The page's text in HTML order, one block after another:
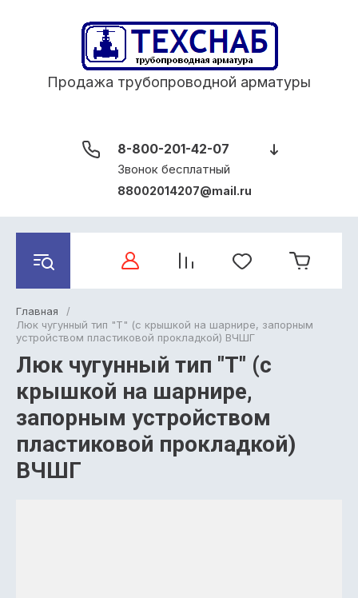
Продажа трубопроводной арматуры
8-800-201-42-07
Звонок бесплатный
88002014207@mail.ru
Главная
/
Люк чугунный тип "Т" (с крышкой на шарнире, запорным
устройством пластиковой прокладкой) ВЧШГ
Люк чугунный тип "Т" (с
крышкой на шарнире,
запорным устройством
пластиковой прокладкой)
ВЧШГ